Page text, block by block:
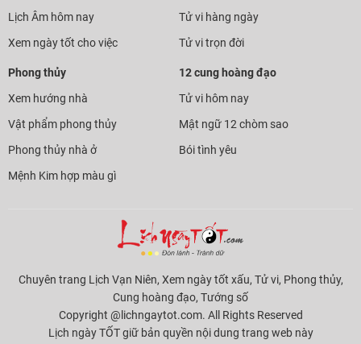
Lịch Âm hôm nay
Xem ngày tốt cho việc
Tử vi hàng ngày
Tử vi trọn đời
Phong thủy
Xem hướng nhà
Vật phẩm phong thủy
Phong thủy nhà ở
Mệnh Kim hợp màu gì
12 cung hoàng đạo
Tử vi hôm nay
Mật ngữ 12 chòm sao
Bói tình yêu
Chuyên trang Lịch Vạn Niên, Xem ngày tốt xấu, Tử vi, Phong thủy,
Cung hoàng đạo, Tướng số
Copyright @lichngaytot.com. All Rights Reserved
Lịch ngày TỐT giữ bản quyền nội dung trang web này